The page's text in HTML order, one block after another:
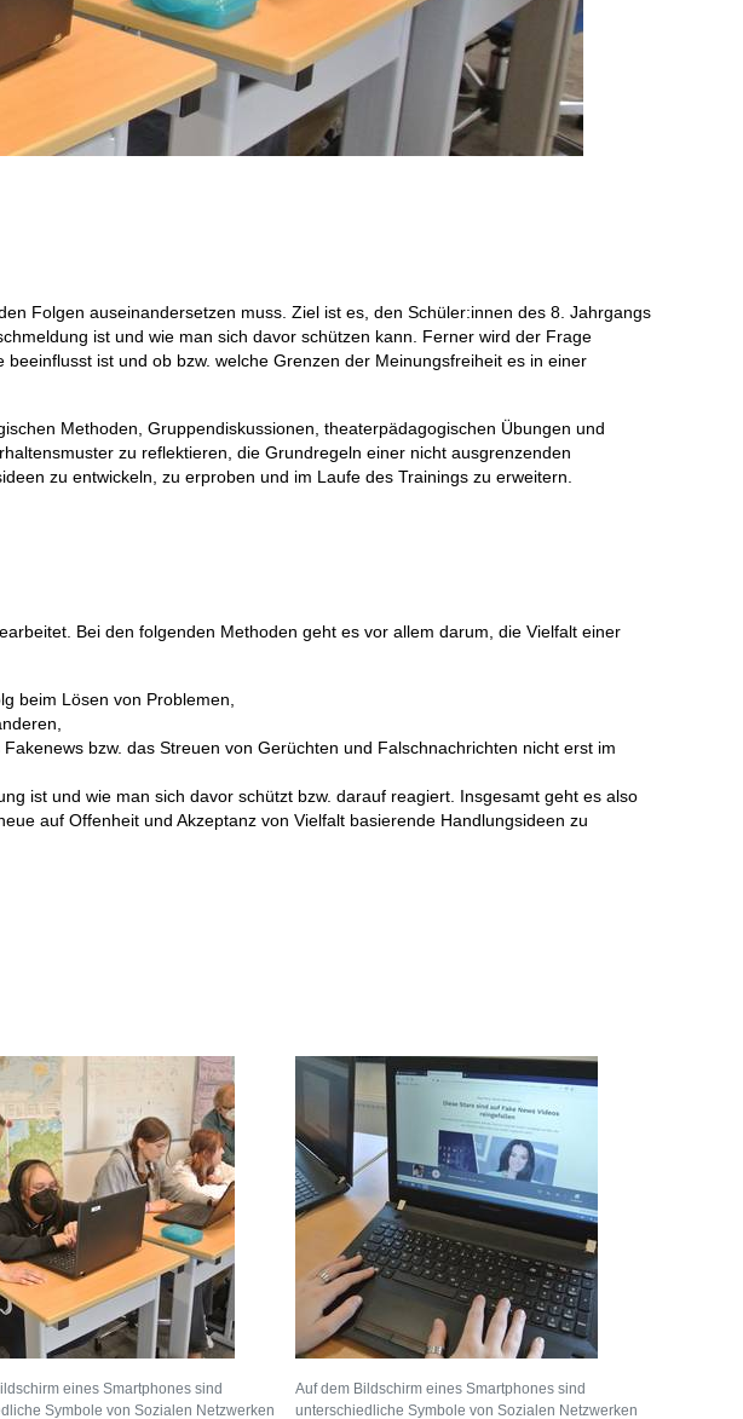
Folgen auseinandersetzen muss. Ziel ist es, den Schüler:innen des 8. Jahrgangs
ist und wie man sich davor schützen kann. Ferner wird der Frage
ist und ob bzw. welche Grenzen der Meinungsfreiheit es in einer
Methoden, Gruppendiskussionen, theaterpädagogischen Übungen und
zu reflektieren, die Grundregeln einer nicht ausgrenzenden
zu entwickeln, zu erproben und im Laufe des Trainings zu erweitern.
Bei den folgenden Methoden geht es vor allem darum, die Vielfalt einer
beim Lösen von Problemen,
bzw. das Streuen von Gerüchten und Falschnachrichten nicht erst im
ist und wie man sich davor schützt bzw. darauf reagiert. Insgesamt geht es also
auf Offenheit und Akzeptanz von Vielfalt basierende Handlungsideen zu
eines Smartphones sind
Symbole von Sozialen Netzwerken
Auf dem Bildschirm eines Smartphones sind
unterschiedliche Symbole von Sozialen Netzwerken